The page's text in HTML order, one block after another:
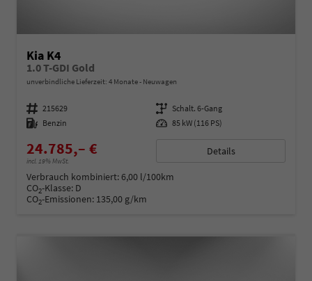
Kia K4
1.0 T-GDI Gold
unverbindliche Lieferzeit: 4 Monate Neuwagen
Fahrzeugnummer 215629 Getriebe Schalt. 6-Gang
Kraftstoff Benzin Leistung 85 kW (116 PS)
24.785,– €
incl. 19% MwSt.
Details
Verbrauch kombiniert:6,00 l/100km
CO2-Klasse: D
CO2-Emissionen: 135,00 g/km